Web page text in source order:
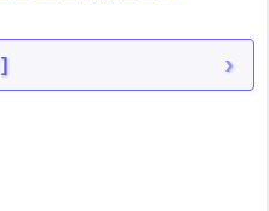
]